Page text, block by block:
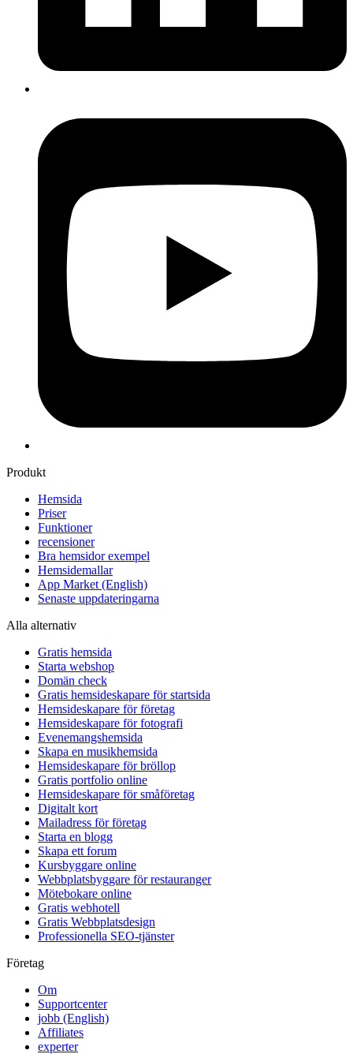
Produkt
Hemsida
Priser
Funktioner
recensioner
Bra hemsidor exempel
Hemsidemallar
App Market (English)
Senaste uppdateringarna
Alla alternativ
Gratis hemsida
Starta webshop
Domän check
Gratis hemsideskapare för startsida
Hemsideskapare för företag
Hemsideskapare för fotografi
Evenemangshemsida
Skapa en musikhemsida
Hemsideskapare för bröllop
Gratis portfolio online
Hemsideskapare för småföretag
Digitalt kort
Mailadress för företag
Starta en blogg
Skapa ett forum
Kursbyggare online
Webbplatsbyggare för restauranger
Mötebokare online
Gratis webhotell
Gratis Webbplatsdesign
Professionella SEO-tjänster
Företag
Om
Supportcenter
jobb (English)
Affiliates
experter